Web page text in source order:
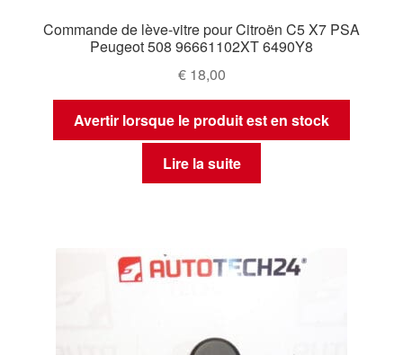
Commande de lève-vitre pour Citroën C5 X7 PSA
Peugeot 508 96661102XT 6490Y8
€18,00
Avertir lorsque le produit est en stock
Lire la suite